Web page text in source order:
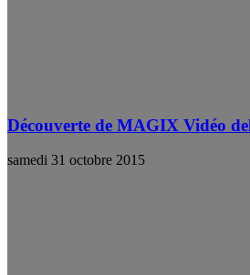
Découverte de MAGIX Vidéo
samedi 31 octobre 2015